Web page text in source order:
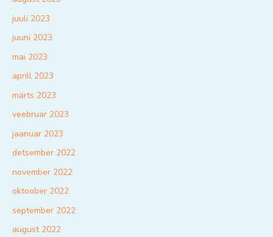
juuli 2023
juuni 2023
mai 2023
aprill 2023
märts 2023
veebruar 2023
jaanuar 2023
detsember 2022
november 2022
oktoober 2022
september 2022
august 2022